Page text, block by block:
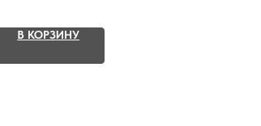
В КОРЗИНУ